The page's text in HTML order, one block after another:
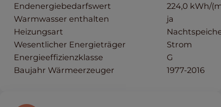
Endenergiebedarfswert
224,0 kWh/
Warmwasser enthalten
ja
Heizungsart
Wesentlicher Energieträger
Strom
Energieeffizienzklasse
G
Baujahr Wärmeerzeuger
1977-2016